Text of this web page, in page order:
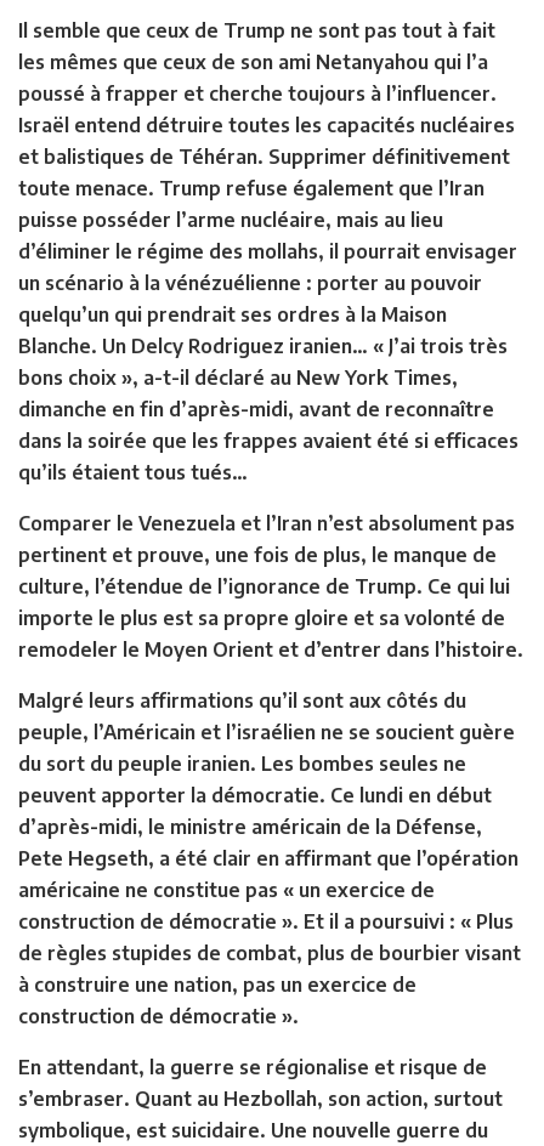
Il semble que ceux de Trump ne sont pas tout à fait
les mêmes que ceux de son ami Netanyahou qui l’a
poussé à frapper et cherche toujours à l’influencer.
Israël entend détruire toutes les capacités nucléaires
et balistiques de Téhéran. Supprimer définitivement
toute menace. Trump refuse également que l’Iran
puisse posséder l’arme nucléaire, mais au lieu
d’éliminer le régime des mollahs, il pourrait envisager
un scénario à la vénézuélienne : porter au pouvoir
quelqu’un qui prendrait ses ordres à la Maison
Blanche. Un Delcy Rodriguez iranien… « J’ai trois très
bons choix », a-t-il déclaré au New York Times,
dimanche en fin d’après-midi, avant de reconnaître
dans la soirée que les frappes avaient été si efficaces
qu’ils étaient tous tués…
Comparer le Venezuela et l’Iran n’est absolument pas
pertinent et prouve, une fois de plus, le manque de
culture, l’étendue de l’ignorance de Trump. Ce qui lui
importe le plus est sa propre gloire et sa volonté de
remodeler le Moyen Orient et d’entrer dans l’histoire.
Malgré leurs affirmations qu’il sont aux côtés du
peuple, l’Américain et l’israélien ne se soucient guère
du sort du peuple iranien. Les bombes seules ne
peuvent apporter la démocratie. Ce lundi en début
d’après-midi, le ministre américain de la Défense,
Pete Hegseth, a été clair en affirmant que l’opération
américaine ne constitue pas « un exercice de
construction de démocratie ». Et il a poursuivi : « Plus
de règles stupides de combat, plus de bourbier visant
à construire une nation, pas un exercice de
construction de démocratie ».
En attendant, la guerre se régionalise et risque de
s’embraser. Quant au Hezbollah, son action, surtout
symbolique, est suicidaire. Une nouvelle guerre du